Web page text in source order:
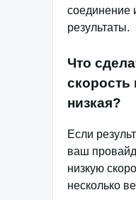
соединение
результаты.
Что
скорость
низкая?
Если
ваш
низкую
несколько